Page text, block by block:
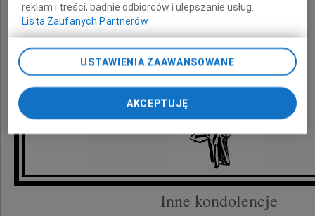
Inne kondolencje
reklam i treści, badnie odbiorców i ulepszanie usług.
Lista Zaufanych Partnerów
USTAWIENIA ZAAWANSOWANE
AKCEPTUJĘ